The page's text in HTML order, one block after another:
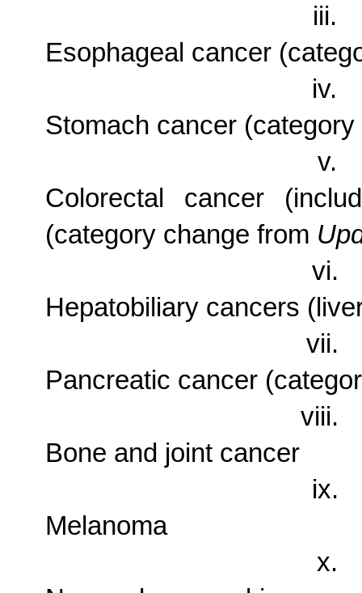
iii.
Esophageal cancer
iv.
Stomach cancer
v.
Colorectal cancer
(category change from
vi.
Hepatobiliary cancers
vii.
Pancreatic cancer
viii.
Bone and joint cancer
ix.
Melanoma
x.